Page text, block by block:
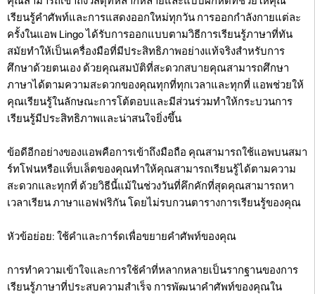
เรียนรู้คำศัพท์และการแสดงออกใหม่ทุกวัน การออกกำลังกายแต่ละ
ครั้งในแอพ Lingo ได้รับการออกแบบตามวิธีการเรียนรู้ภาษาที่ทัน
สมัยทำให้เป็นเครื่องมือที่มีประสิทธิภาพอย่างแท้จริงสำหรับการ
ศึกษาด้วยตนเอง ด้วยคุณสมบัติที่สะดวกสบายคุณสามารถศึกษา
ภาษาได้ตามความสะดวกของคุณทุกที่ทุกเวลาและทุกที่ แอพช่วยให้
คุณเรียนรู้ในลักษณะการโต้ตอบและมีส่วนร่วมทำให้กระบวนการ
เรียนรู้มีประสิทธิภาพและน่าสนใจยิ่งขึ้น
ข้อดีอีกอย่างของแอพคือการเข้าถึงมือถือ คุณสามารถใช้แอพบนสมา
ร์ทโฟนหรือแท็บเล็ตของคุณทำให้คุณสามารถเรียนรู้ได้ตามความ
สะดวกและทุกที่ ด้วยวิธีนี้แม้ในช่วงวันที่คึกคักที่สุดคุณสามารถหา
เวลาเรียน ภาษาแอฟฟริกัน โดยไม่รบกวนตารางการเรียนรู้ของคุณ
หัวข้อย่อย: ใช้คำและการ์ดเพื่อขยายคำศัพท์ของคุณ
การทำความเข้าใจและการใช้คำที่หลากหลายเป็นรากฐานของการ
เรียนรู้ภาษาที่ประสบความสำเร็จ การพัฒนาคำศัพท์ของคุณใน